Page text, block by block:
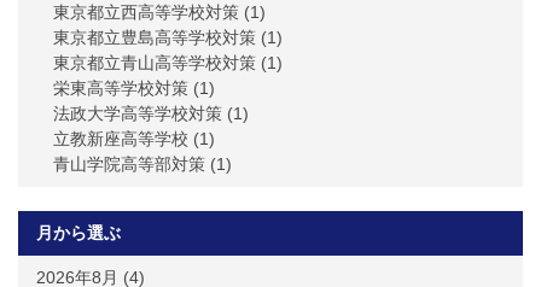
東京都立西高等学校対策 (1)
東京都立豊島高等学校対策 (1)
東京都立青山高等学校対策 (1)
栄東高等学校対策 (1)
法政大学高等学校対策 (1)
立教新座高等学校 (1)
青山学院高等部対策 (1)
月から選ぶ
2026年8月 (4)